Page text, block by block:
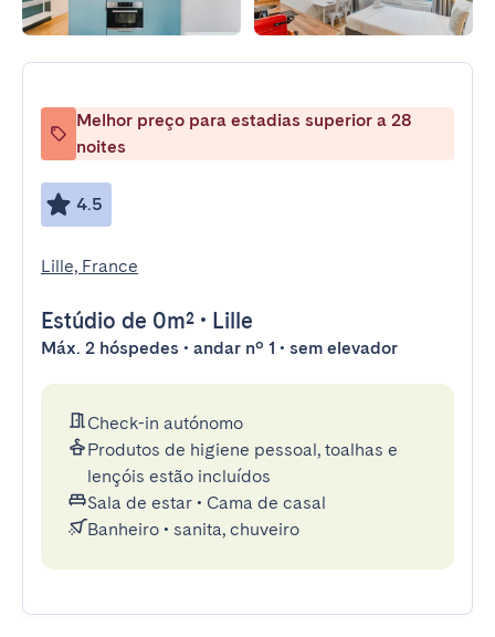
Melhor preço para estadias superior a 28
noites
4.5
Lille, France
Estúdio de 0m² • Lille
Máx. 2 hóspedes • andar nº 1 • sem elevador
Check-in autónomo
Produtos de higiene pessoal, toalhas e
lençóis estão incluídos
Sala de estar • Cama de casal
Banheiro • sanita, chuveiro